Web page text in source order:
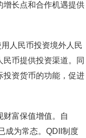
增长点和合作机遇提供
人民币投资境外人民
币提供投资渠道。同
投资货币的功能，促进
富保值增值。自
成为常态。QDII制度